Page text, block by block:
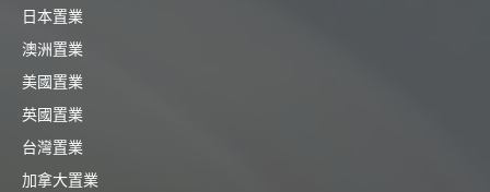
日本置業
澳洲置業
美國置業
英國置業
台灣置業
加拿大置業